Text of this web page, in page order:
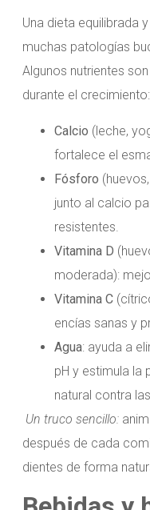
Una dieta equilibrada
muchas patologías
Algunos nutrientes
durante el crecimiento:
Calcio (leche,
fortalece el
Fósforo
junto al calcio
resistentes.
Vitamina D
moderada):
Vitamina C
encías sanas y
Agua: ayuda a
pH y estimula la
natural contra
Un truco sencillo:
después de cada
dientes de forma